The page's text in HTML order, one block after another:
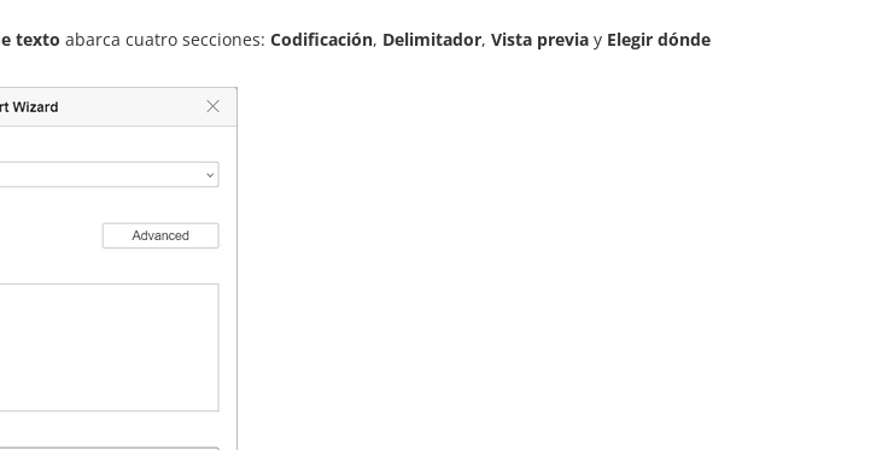
texto abarca cuatro secciones: Codificación, Delimitador, Vista previa y Elegir dónde